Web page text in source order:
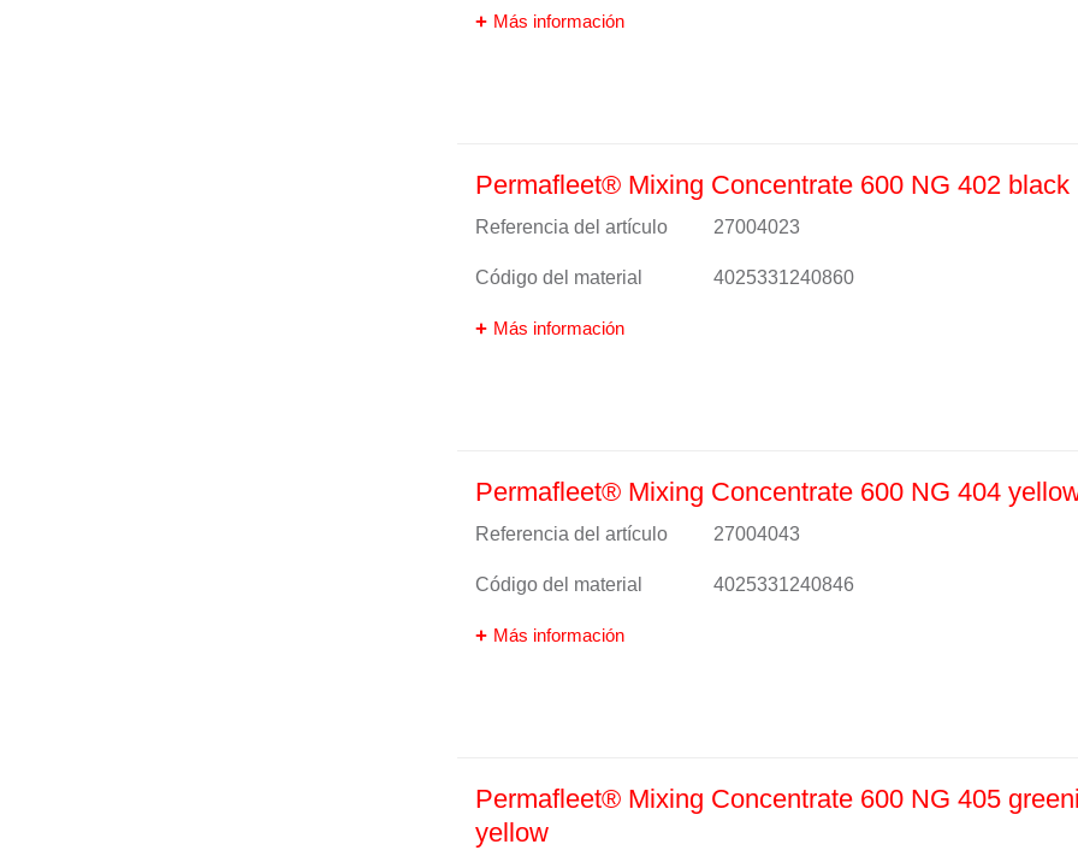
Más información
Permafleet® Mixing Concentrate 600 NG 402 black
Referencia del artículo 27004023
Código del material 4025331240860
Más información
Permafleet® Mixing Concentrate 600 NG 404
Referencia del artículo 27004043
Código del material 4025331240846
Más información
Permafleet® Mixing Concentrate 600 NG 405
yellow